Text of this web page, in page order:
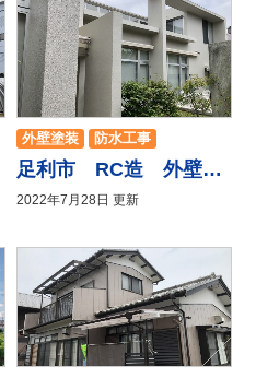
足利市 RC造 外壁塗装・フッ素塗装・エポキシ樹脂注入・雨漏り補修工事
2022年7月28日 更新
外壁塗装
防水工事
その他工事